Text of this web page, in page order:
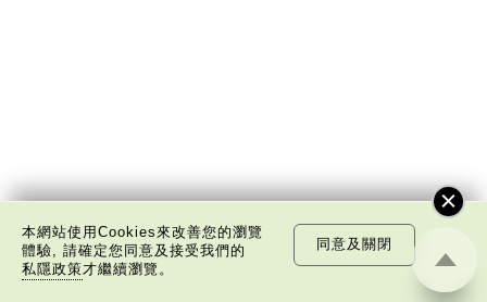
本網站使用Cookies來改善您的瀏覽
體驗, 請確定您同意及接受我們的
私隱政策才繼續瀏覽。
同意及關閉